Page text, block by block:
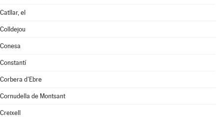
Catllar, el
Colldejou
Conesa
Constantí
Corbera d'Ebre
Cornudella de Montsant
Creixell